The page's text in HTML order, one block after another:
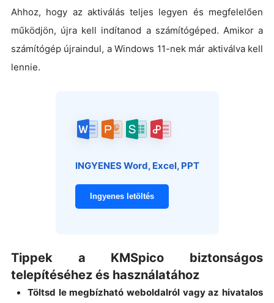
Ahhoz, hogy az aktiválás teljes legyen és megfelelően
működjön, újra kell indítanod a számítógéped. Amikor a
számítógép újraindul, a Windows 11-nek már aktiválva kell
lennie.
INGYENES Word, Excel, PPT
Ingyenes letöltés
Tippek a KMSpico biztonságos
telepítéséhez és használatához
Töltsd le megbízható weboldalról vagy az hivatalos